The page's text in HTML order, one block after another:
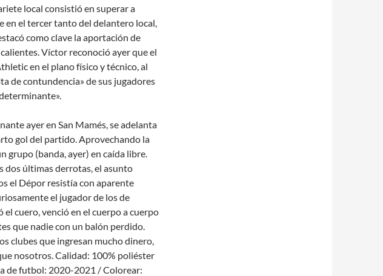
local consistió en superar a
en el tercer tanto del delantero local,
como clave la aportación de
Víctor reconoció ayer que el
en el plano físico y técnico, al
de contundencia» de sus jugadores
ayer en San Mamés, se adelanta
gol del partido. Aprovechando la
grupo (banda, ayer) en caída libre.
dos últimas derrotas, el asunto
el Dépor resistía con aparente
el jugador de los de
el cuero, venció en el cuerpo a cuerpo
que nadie con un balón perdido.
clubes que ingresan mucho dinero,
nosotros. Calidad: 100% poliéster
de futbol: 2020-2021 / Colorear: